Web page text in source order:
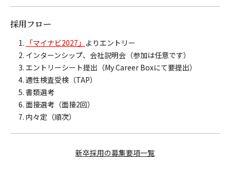
採用フロー
「マイナビ2027」 よりエントリー
インターンシップ、会社説明会（参加は任意です）
エントリーシート提出（My Career Boxにて要提出）
適性検査受検（TAP）
書類選考
面接選考（面接2回）
内々定（順次）
新卒採用の募集要項一覧